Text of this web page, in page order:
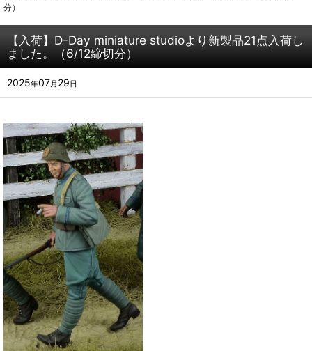
分）
【入荷】D-Day miniature studioより新製品21点入荷し
ました。（6/12締切分）
2025年07月 29日